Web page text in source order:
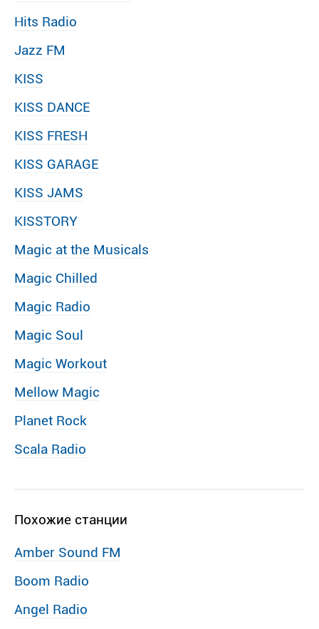
Hits Radio
Jazz FM
KISS
KISS DANCE
KISS FRESH
KISS GARAGE
KISS JAMS
KISSTORY
Magic at the Musicals
Magic Chilled
Magic Radio
Magic Soul
Magic Workout
Mellow Magic
Planet Rock
Scala Radio
Похожие станции
Amber Sound FM
Boom Radio
Angel Radio